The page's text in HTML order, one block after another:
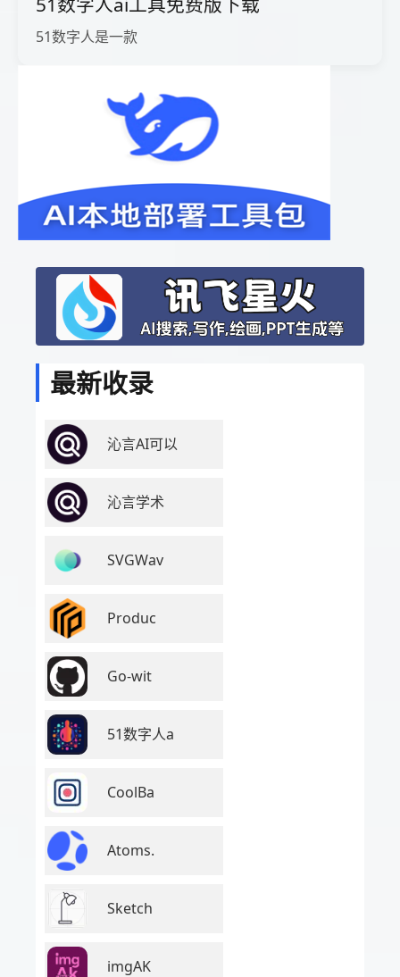
51数字人是一款
最新收录
沁言AI可以
沁言学术
SVGWav
Produc
Go-wit
51数字人a
CoolBa
Atoms.
Sketch
imgAK